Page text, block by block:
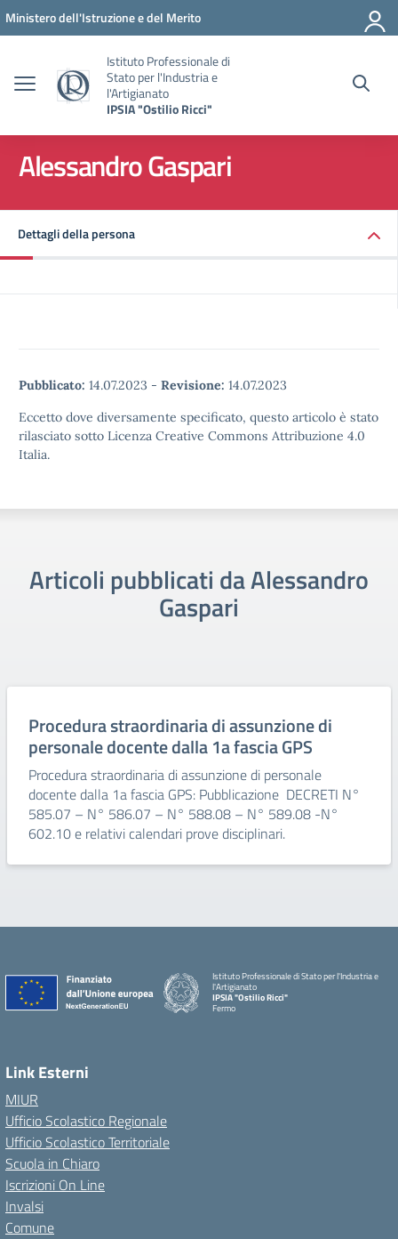
Vai ai contenuti
Vai al menu di navigazione
Vai al footer
Ministero dell'Istruzione e del Merito
Istituto Professionale di
Stato per l'Industria e
l'Artigianato
IPSIA "Ostilio Ricci"
Alessandro Gaspari
Dettagli della persona
Pubblicato: 14.07.2023 - Revisione: 14.07.2023
Eccetto dove diversamente specificato, questo articolo è stato
rilasciato sotto Licenza Creative Commons Attribuzione 4.0
Italia.
Articoli pubblicati da Alessandro
Gaspari
Procedura straordinaria di assunzione di
personale docente dalla 1a fascia GPS
Procedura straordinaria di assunzione di personale
docente dalla 1a fascia GPS: Pubblicazione DECRETI N°
585.07 – N° 586.07 – N° 588.08 – N° 589.08 -N°
602.10 e relativi calendari prove disciplinari.
Istituto Professionale di Stato per l'Industria e
l'Artigianato
IPSIA "Ostilio Ricci"
Fermo
Link Esterni
MIUR
Ufficio Scolastico Regionale
Ufficio Scolastico Territoriale
Scuola in Chiaro
Iscrizioni On Line
Invalsi
Comune